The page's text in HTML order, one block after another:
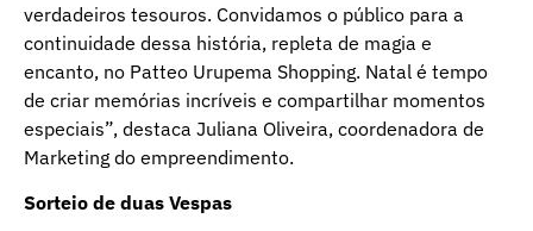
verdadeiros tesouros. Convidamos o público para a
continuidade dessa história, repleta de magia e
encanto, no Patteo Urupema Shopping. Natal é tempo
de criar memórias incríveis e compartilhar momentos
especiais”, destaca Juliana Oliveira, coordenadora de
Marketing do empreendimento.
Sorteio de duas Vespas